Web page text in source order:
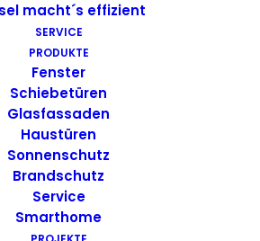
macht´s effizient
SERVICE
PRODUKTE
Fenster
Schiebetüren
Glasfassaden
Haustüren
Sonnenschutz
Brandschutz
Service
Smarthome
Dich!
bietet